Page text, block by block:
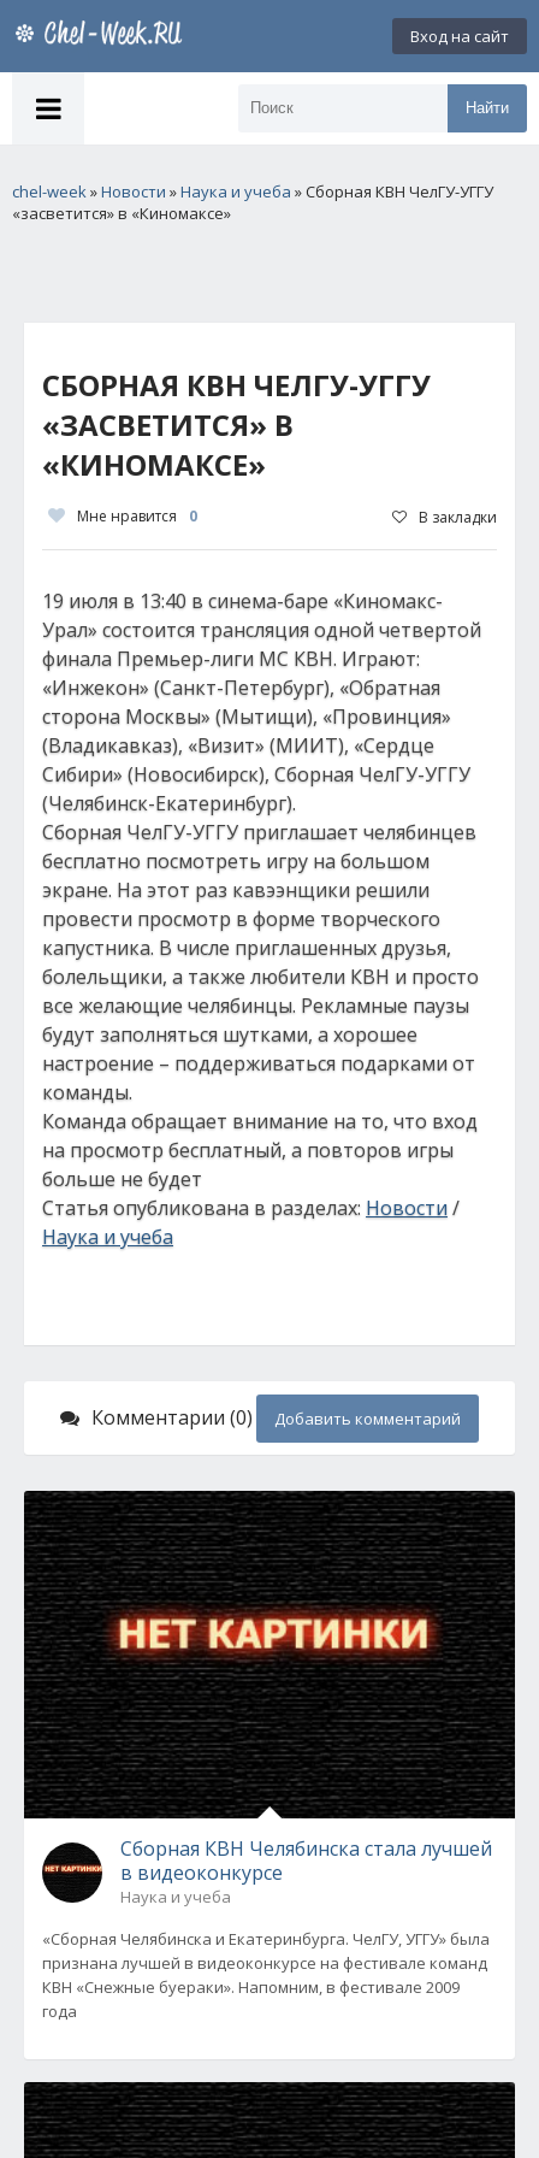
Вход на сайт
Найти
chel-week»Новости »Наука и учеба » Сборная КВН ЧелГУ-УГГУ
«засветится» в «Киномаксе»
СБОРНАЯ КВН ЧЕЛГУ-УГГУ
«ЗАСВЕТИТСЯ» В
«КИНОМАКСЕ»
Мне нравится 0 В закладки
19 июля в 13:40 в синема-баре «Киномакс-
Урал» состоится трансляция одной четвертой
финала Премьер-лиги МС КВН. Играют:
«Инжекон» (Санкт-Петербург), «Обратная
сторона Москвы» (Мытищи), «Провинция»
(Владикавказ), «Визит» (МИИТ), «Сердце
Сибири» (Новосибирск), Сборная ЧелГУ-УГГУ
(Челябинск-Екатеринбург).
Сборная ЧелГУ-УГГУ приглашает челябинцев
бесплатно посмотреть игру на большом
экране. На этот раз кавээнщики решили
провести просмотр в форме творческого
капустника. В числе приглашенных друзья,
болельщики, а также любители КВН и просто
все желающие челябинцы. Рекламные паузы
будут заполняться шутками, а хорошее
настроение – поддерживаться подарками от
команды.
Команда обращает внимание на то, что вход
на просмотр бесплатный, а повторов игры
больше не будет
Статья опубликована в разделах: Новости/
Наука и учеба
Комментарии (0) Добавить комментарий
Сборная КВН Челябинска стала лучшей
в видеоконкурсе
Наука и учеба
«Сборная Челябинска и Екатеринбурга. ЧелГУ, УГГУ» была
признана лучшей в видеоконкурсе на фестивале команд
КВН «Снежные буераки». Напомним, в фестивале 2009
года